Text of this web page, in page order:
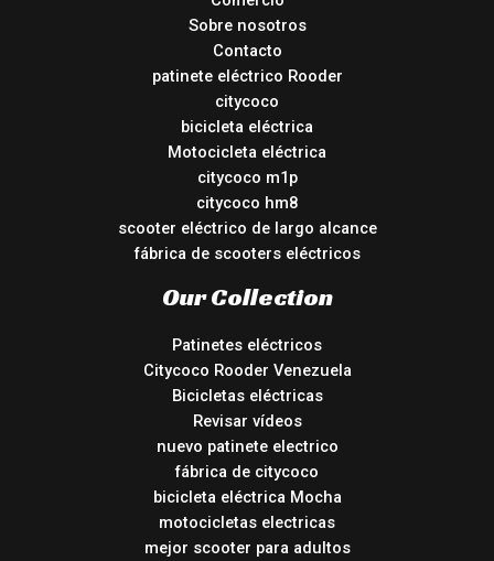
Sobre nosotros
Contacto
patinete eléctrico Rooder
citycoco
bicicleta eléctrica
Motocicleta eléctrica
citycoco m1p
citycoco hm8
scooter eléctrico de largo alcance
fábrica de scooters eléctricos
Our Collection
Patinetes eléctricos
Citycoco Rooder Venezuela
Bicicletas eléctricas
Revisar vídeos
nuevo patinete electrico
fábrica de citycoco
bicicleta eléctrica Mocha
motocicletas electricas
mejor scooter para adultos